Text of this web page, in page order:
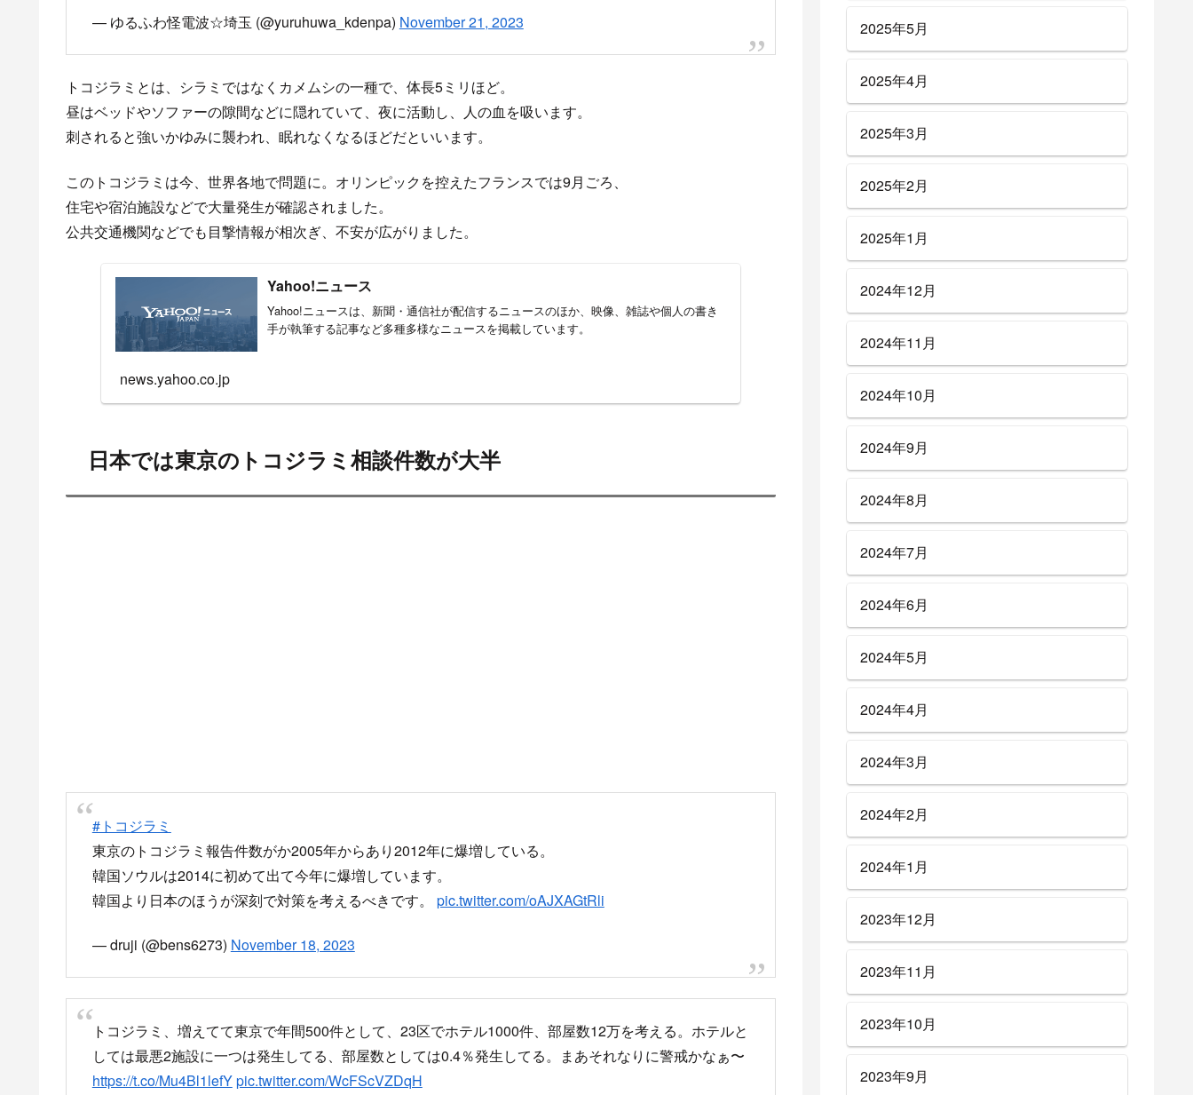
— ゆるふわ怪電波☆埼玉 (@yuruhuwa_kdenpa) November 21, 2023
トコジラミとは、シラミではなくカメムシの一種で、体長5ミリほど。
昼はベッドやソファーの隙間などに隠れていて、夜に活動し、人の血を吸います。
刺されると強いかゆみに襲われ、眠れなくなるほどだといいます。
このトコジラミは今、世界各地で問題に。オリンピックを控えたフランスでは9月ごろ、
住宅や宿泊施設などで大量発生が確認されました。
公共交通機関などでも目撃情報が相次ぎ、不安が広がりました。
Yahoo!ニュース
Yahoo!ニュースは、新聞・通信社が配信するニュースのほか、映像、雑誌や個人の書き
手が執筆する記事など多種多様なニュースを掲載しています。
news.yahoo.co.jp
日本では東京のトコジラミ相談件数が大半
#トコジラミ
東京のトコジラミ報告件数がか2005年からあり2012年に爆増している。
韓国ソウルは2014に初めて出て今年に爆増しています。
韓国より日本のほうが深刻で対策を考えるべきです。 pic.twitter.com/oAJXAGtRli
— druji (@bens6273) November 18, 2023
トコジラミ、増えてて東京で年間500件として、23区でホテル1000件、部屋数12万を考える。ホテルと
しては最悪2施設に一つは発生してる、部屋数としては0.4％発生してる。まあそれなりに警戒かなぁ〜
https://t.co/Mu4Bl1lefYpic.twitter.com/WcFScVZDqH
2025年5月
2025年4月
2025年3月
2025年2月
2025年1月
2024年12月
2024年11月
2024年10月
2024年9月
2024年8月
2024年7月
2024年6月
2024年5月
2024年4月
2024年3月
2024年2月
2024年1月
2023年12月
2023年11月
2023年10月
2023年9月